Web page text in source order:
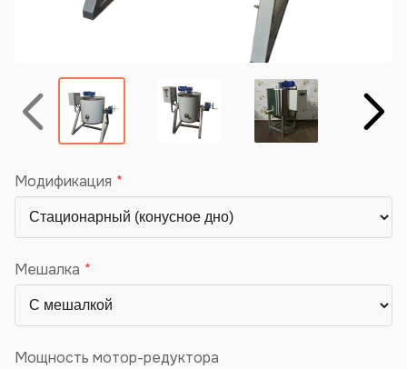
Назад Вперёд
Модификация
Мешалка
Мощность мотор-редуктора